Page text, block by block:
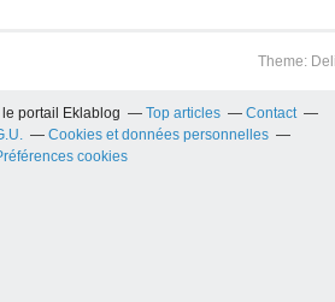
Theme:
le portail Eklablog Top articles
Contact
Cookies et données personnelles
cookies